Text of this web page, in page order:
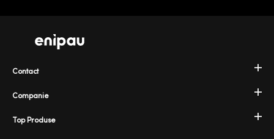
Companie
Top Produse
Contact